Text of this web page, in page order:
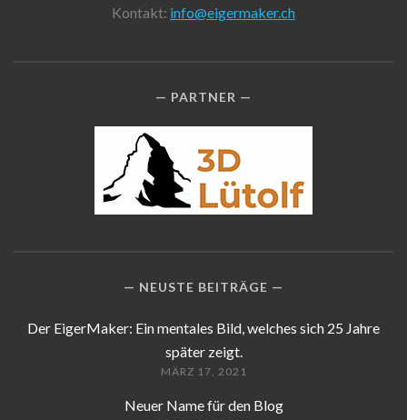
Kontakt: info@eigermaker.ch
PARTNER
NEUSTE BEITRÄGE
Der EigerMaker: Ein mentales Bild, welches sich 25 Jahre
später zeigt.
MÄRZ 17, 2021
Neuer Name für den Blog